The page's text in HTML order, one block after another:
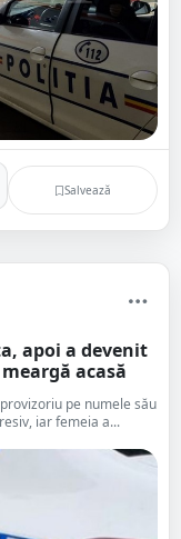
Salvează
apoi a devenit
acasă
pe numele său
iar femeia a...